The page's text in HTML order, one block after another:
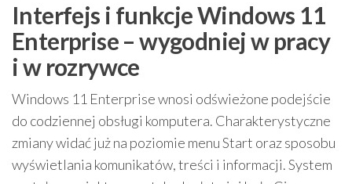
Interfejs i funkcje Windows 11
Enterprise – wygodniej w pracy
i w rozrywce
Windows 11 Enterprise wnosi odświeżone podejście
do codziennej obsługi komputera. Charakterystyczne
zmiany widać już na poziomie menu Start oraz sposobu
wyświetlania komunikatów, treści i informacji. System